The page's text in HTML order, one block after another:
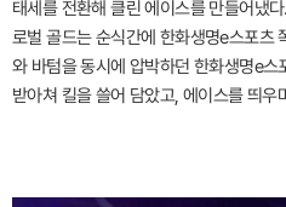
태세를 전환해 클린 에이스를 만들어냈
로벌 골드는 순식간에 한화생명e스포
와 바텀을 동시에 압박하던 한화생명e
받아쳐 킬을 쓸어 담았고, 에이스를 띄우